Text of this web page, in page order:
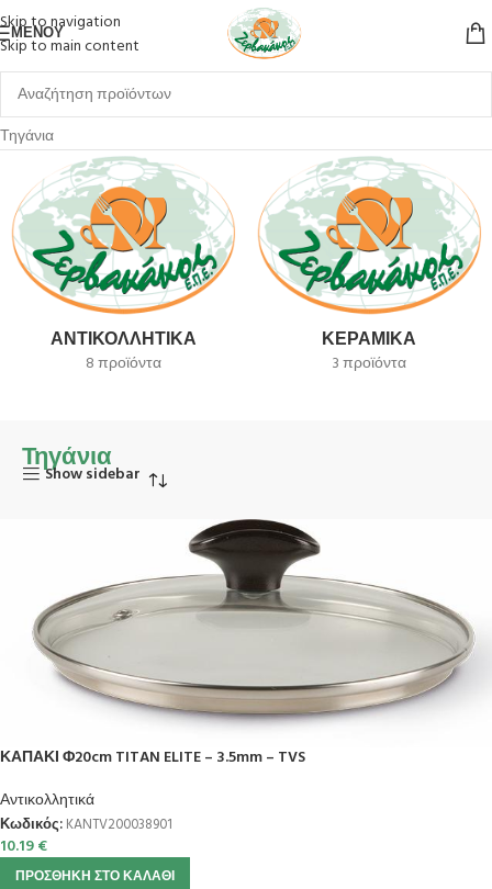
Skip to navigation
Skip to main content
ΜΕΝΟΎ
Αρχική σελίδα Είδη Σπιτιού Οργάνωση Κουζίνας Μαγειρικά Σκεύη
Τηγάνια
ΑΝΤΙΚΟΛΛΗΤΙΚΆ
8 προϊόντα
ΚΕΡΑΜΙΚΆ
3 προϊόντα
Τηγάνια
Show sidebar
ΚΑΠΑΚΙ Φ20cm TITAN ELITE – 3.5mm – TVS
Αντικολλητικά
Κωδικός: KANTV200038901
10.19€
ΠΡΟΣΘΉΚΗ ΣΤΟ ΚΑΛΆΘΙ